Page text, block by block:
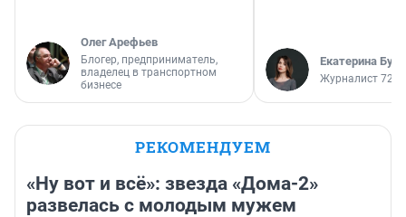
Олег Арефьев
Блогер, предприниматель,
владелец в транспортном
бизнесе
Екатерина
Журналист
РЕКОМЕНДУЕМ
«Ну вот и всё»: звезда «Дома-2»
развелась с молодым мужем